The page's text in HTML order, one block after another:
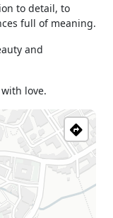
to detail, to
full of meaning.
and
love.